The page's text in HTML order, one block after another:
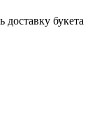
доставку букета